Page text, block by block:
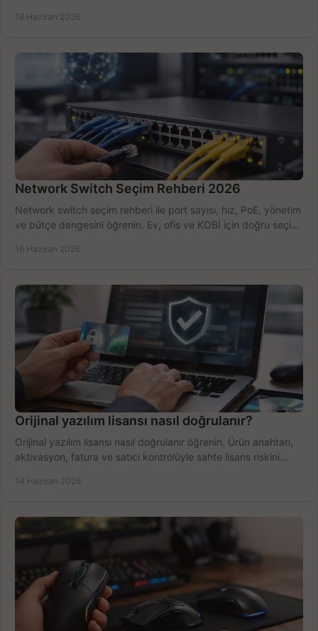
18 Haziran 2026
Network Switch Seçim Rehberi 2026
Network switch seçim rehberi ile port sayısı, hız, PoE, yönetim
ve bütçe dengesini öğrenin. Ev, ofis ve KOBİ için doğru seçimi
16 Haziran 2026
Orijinal yazılım lisansı nasıl doğrulanır?
Orijinal yazılım lisansı nasıl doğrulanır öğrenin. Ürün anahtarı,
aktivasyon, fatura ve satıcı kontrolüyle sahte lisans riskini
14 Haziran 2026